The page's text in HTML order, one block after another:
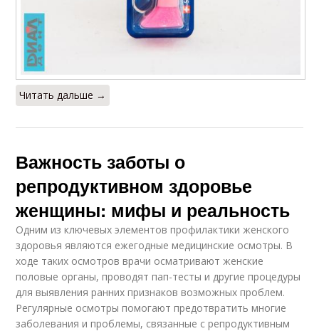
Читать дальше →
Важность заботы о
репродуктивном здоровье
женщины: мифы и реальность
Одним из ключевых элементов профилактики женского
здоровья являются ежегодные медицинские осмотры. В
ходе таких осмотров врачи осматривают женские
половые органы, проводят пап-тесты и другие процедуры
для выявления ранних признаков возможных проблем.
Регулярные осмотры помогают предотвратить многие
заболевания и проблемы, связанные с репродуктивным